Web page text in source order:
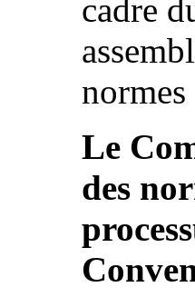
cadre
Le
des